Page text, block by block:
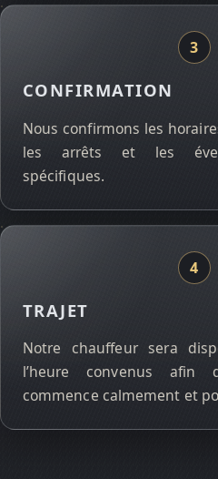
CONFIRMATION
Nous confirmons les
les arrêts et les
spécifiques.
TRAJET
Notre chauffeur sera
l’heure convenus afin
commence calmement et